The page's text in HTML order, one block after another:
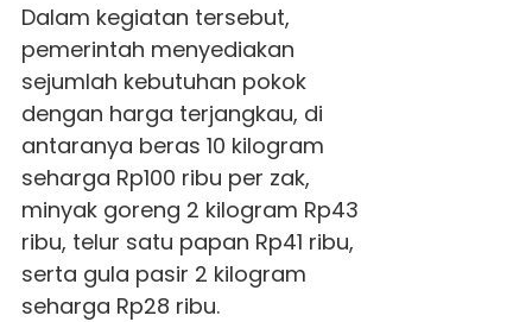
Dalam kegiatan tersebut,
pemerintah menyediakan
sejumlah kebutuhan pokok
dengan harga terjangkau, di
antaranya beras 10 kilogram
seharga Rp100 ribu per zak,
minyak goreng 2 kilogram Rp43
ribu, telur satu papan Rp41 ribu,
serta gula pasir 2 kilogram
seharga Rp28 ribu.